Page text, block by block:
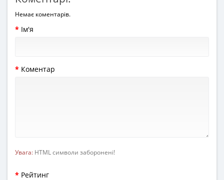
Немає коментарів.
Ім'я
Коментар
Увага: HTML символи заборонені!
Рейтинг